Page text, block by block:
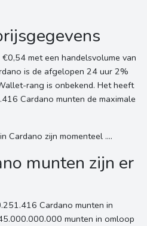
met een handelsvolume van
is de afgelopen 24 uur 2%
rang is onbekend. Het heeft
Cardano munten de maximale
Cardano zijn momenteel ....
munten zijn er
Cardano munten in
munten in omloop